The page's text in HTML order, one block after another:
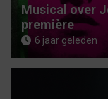
Musical over
première
6 jaar geleden